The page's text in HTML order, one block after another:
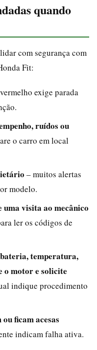
quando
com segurança com
Fit:
exige parada
ruídos ou
o carro em local
– muitos alertas
modelo.
uma visita ao mecânico
ler os códigos de
temperatura,
o motor e solicite
indique procedimento
ficam acesas
indicam falha ativa.